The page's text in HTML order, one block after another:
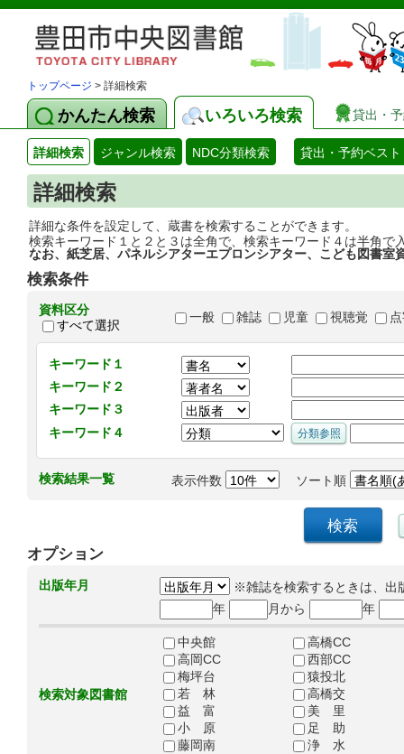
トップページ > 詳細検索
かんたん検索 いろいろ検索 貸出・
詳細検索 ジャンル検索 NDC分類検索 貸出・予約ベスト
詳細検索
詳細な条件を設定して、蔵書を検索することができます。
検索キーワード１と２と３は全角で、検索キーワード４は半角で
なお、紙芝居、パネルシアターエプロンシアター、こども図書室
検索条件
資料区分
すべて選択
一般 雑誌 児童 視聴覚
キーワード１
キーワード２
キーワード３
キーワード４
検索結果一覧 表示件数 ソート順
オプション
出版年月
※雑誌を検索するときは、出
年
月から 年
検索対象図書館
中央館
高橋CC
高岡CC
西部CC
梅坪台
猿投北
若 林
高橋交
益 富
美 里
小 原
足 助
藤岡南
浄 水